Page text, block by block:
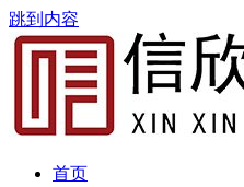
跳到内容
首页